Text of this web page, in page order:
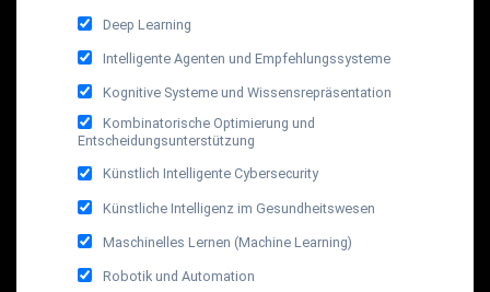
Deep Learning
Intelligente Agenten und Empfehlungssysteme
Kognitive Systeme und Wissensrepräsentation
Kombinatorische Optimierung und
Entscheidungsunterstützung
Künstlich Intelligente Cybersecurity
Künstliche Intelligenz im Gesundheitswesen
Maschinelles Lernen (Machine Learning)
Robotik und Automation